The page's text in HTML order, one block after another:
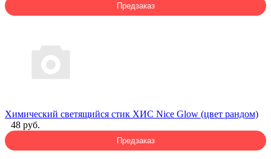
Предзаказ
Химический светящийся стик ХИС Nice Glow (цвет рандом)
48 руб.
Предзаказ